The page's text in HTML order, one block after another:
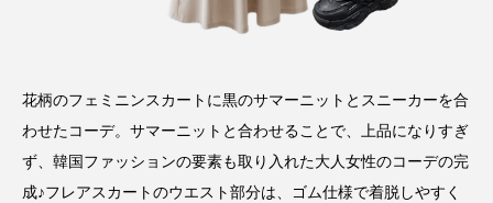
花柄のフェミニンスカートに黒のサマーニットとスニーカーを合
わせたコーデ。サマーニットと合わせることで、上品になりすぎ
ず、韓国ファッションの要素も取り入れた大人女性のコーデの完
成♪フレアスカートのウエスト部分は、ゴム仕様で着脱しやすく